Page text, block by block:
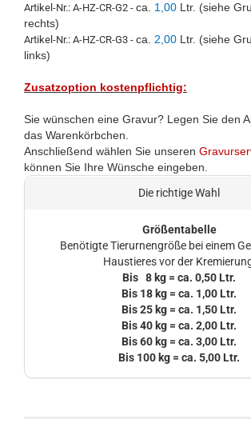
Artikel-Nr.: A-HZ-CR-G2 - ca. 1,00 Ltr. (siehe
rechts)
Artikel-Nr.: A-HZ-CR-G3 - ca. 2,00 Ltr. (siehe
links)
Zusatzoption kostenpflichtig:
Sie wünschen eine Gravur? Legen Sie den
das Warenkörbchen.
Anschließend wählen Sie unseren
können Sie Ihre Wünsche eingeben.
Die richtige Wahl
Größentabelle
Benötigte Tierurnengröße bei einem
Haustieres vor der
Bis 8 kg = ca. 0,50 Ltr.
Bis 18 kg = ca. 1,00 Ltr.
Bis 25 kg = ca. 1,50 Ltr.
Bis 40 kg = ca. 2,00 Ltr.
Bis 60 kg = ca. 3,00 Ltr.
Bis 100 kg = ca. 5,00 Ltr.